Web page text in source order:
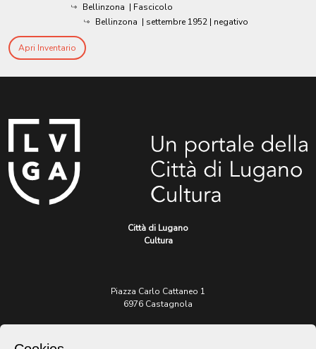
Bellinzona | Fascicolo
Bellinzona | settembre 1952 | negativo
Apri Inventario
Città di Lugano
Cultura
Piazza Carlo Cattaneo 1
6976 Castagnola